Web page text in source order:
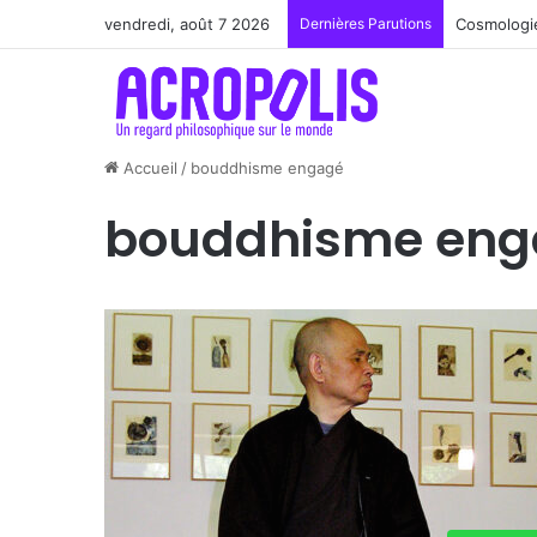
vendredi, août 7 2026 Dernières Parutions Renoir :
Accueil / bouddhisme engagé
bouddhisme